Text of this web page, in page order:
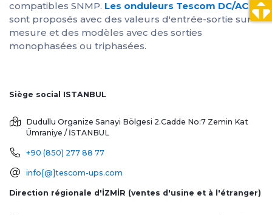
compatibles SNMP. Les onduleurs Tescom DC/AC
sont proposés avec des valeurs d'entrée-sortie sur
mesure et des modèles avec des sorties
monophasées ou triphasées.
Siège social ISTANBUL
Dudullu Organize Sanayi Bölgesi 2.Cadde No:7 Zemin Kat
Ümraniye / İSTANBUL
+90 (850) 277 88 77
info[@]tescom-ups.com
Direction régionale d'İZMİR (ventes d'usine et à l'étranger)